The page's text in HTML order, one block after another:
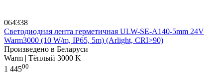
064338
Светодиодная лента герметичная ULW-SE-A140-5mm 24V
Warm3000 (10 W/m, IP65, 5m) (Arlight, CRI>90)
Произведено в Беларуси
Warm | Тёплый 3000 K
1 44500